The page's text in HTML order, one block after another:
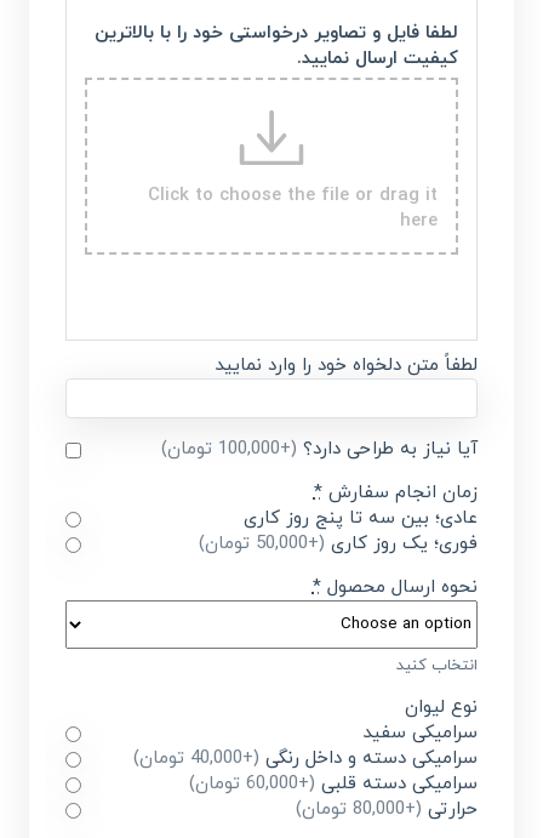
لطفا فایل و تصاویر درخواستی خود را با بالاترین
کیفیت ارسال نمایید.
Click to choose the file or drag it
here
لطفاً متن دلخواه خود را وارد نمایید
آیا نیاز به طراحی دارد؟ (+100,000 تومان)
زمان انجام سفارش *
عادی؛ بین سه تا پنج روز کاری
فوری؛ یک روز کاری (+50,000 تومان)
نحوه ارسال محصول *
انتخاب کنید
نوع لیوان
سرامیکی سفید
سرامیکی دسته و داخل رنگی (+40,000 تومان)
سرامیکی دسته قلبی (+60,000 تومان)
حرارتی (+80,000 تومان)